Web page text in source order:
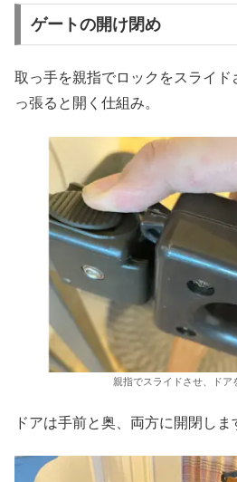
ゲートの開け閉め
取っ手を親指でロックをスライド
っ張ると開く仕組み。
親指でスライドさせ、ドア
ドアは手前と奥、両方に開閉しま